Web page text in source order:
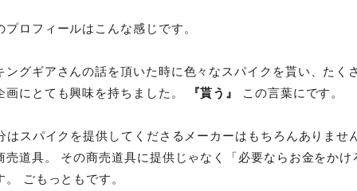
ロフィールはこんな感じです。
ングギアさんの話を頂いた時に色々なスパイクを貰い、たく
にとても興味を持ちました。
『貰う』 この言葉にです。
はスパイクを提供してくださるメーカーはもちろんありませ
売道具。 その商売道具に提供じゃなく「必要ならお金をか
ごもっともです。